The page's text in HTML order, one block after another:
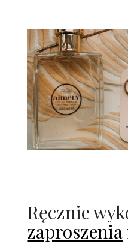
Ręcznie
zaproszenia